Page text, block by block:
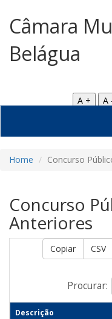
Câmara
Belágua
A +
A
Home Concurso
Concurso
Anteriores
Copiar CSV
Procurar:
Descrição